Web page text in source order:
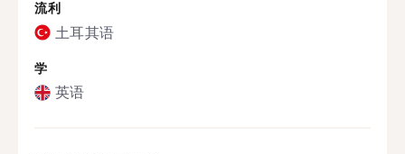
流利
土耳其语
学
英语